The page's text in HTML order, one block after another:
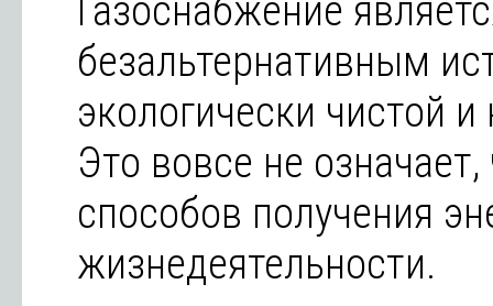
Газоснабжение
безальтернативным
экологически чистой
Это вовсе не
способов получения
жизнедеятельности.